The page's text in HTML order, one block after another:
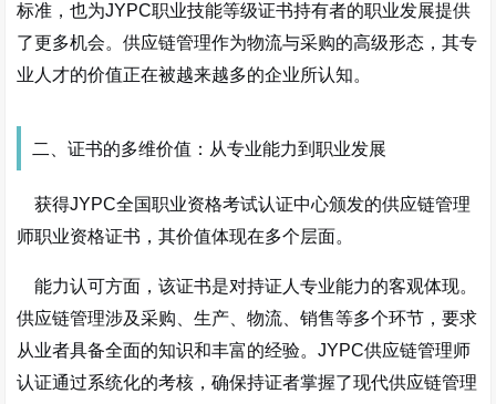
标准，也为JYPC职业技能等级证书持有者的职业发展提供
了更多机会。供应链管理作为物流与采购的高级形态，其专
业人才的价值正在被越来越多的企业所认知。
二、证书的多维价值：从专业能力到职业发展
获得JYPC全国职业资格考试认证中心颁发的供应链管理
师职业资格证书，其价值体现在多个层面。
能力认可方面，该证书是对持证人专业能力的客观体现。
供应链管理涉及采购、生产、物流、销售等多个环节，要求
从业者具备全面的知识和丰富的经验。JYPC供应链管理师
认证通过系统化的考核，确保持证者掌握了现代供应链管理